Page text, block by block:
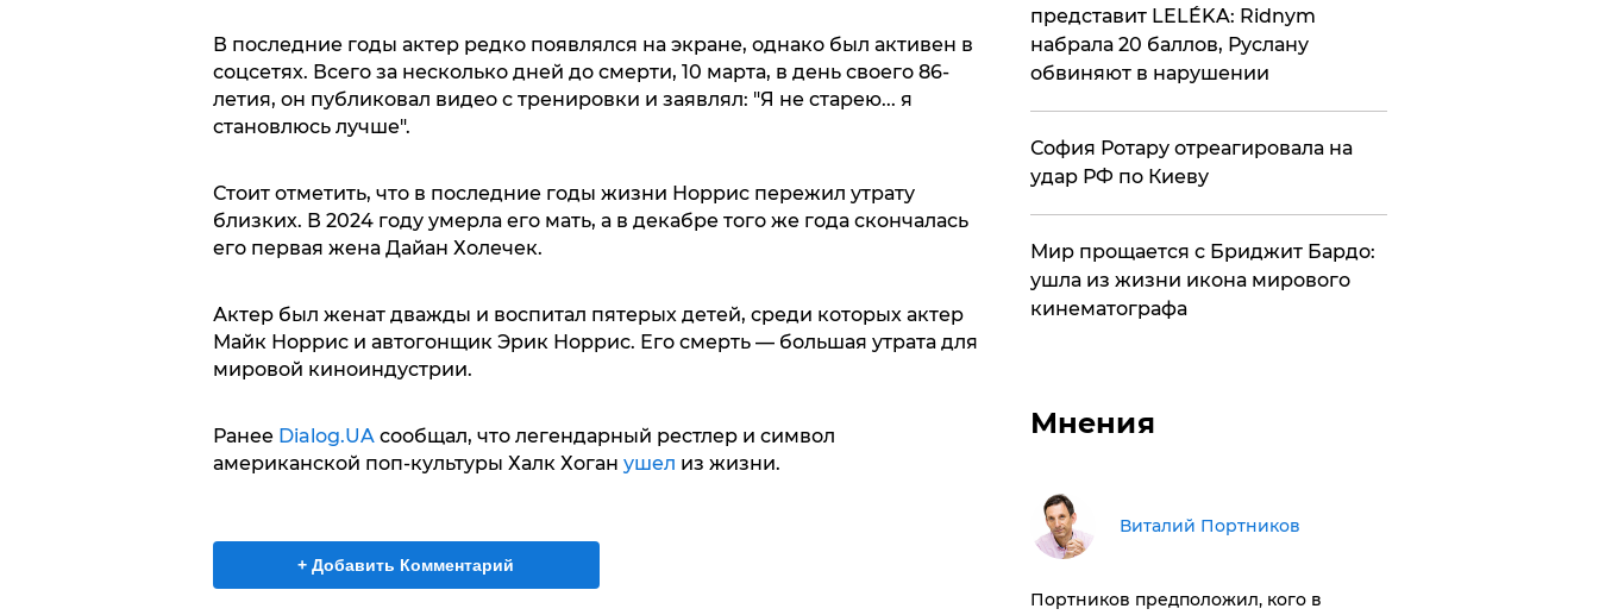
В последние годы актер редко появлялся на экране, однако был активен в
соцсетях. Всего за несколько дней до смерти, 10 марта, в день своего 86-
летия, он публиковал видео с тренировки и заявлял: "Я не старею... я
становлюсь лучше".
Стоит отметить, что в последние годы жизни Норрис пережил утрату
близких. В 2024 году умерла его мать, а в декабре того же года скончалась
его первая жена Дайан Холечек.
Актер был женат дважды и воспитал пятерых детей, среди которых актер
Майк Норрис и автогонщик Эрик Норрис. Его смерть — большая утрата для
мировой киноиндустрии.
Ранее Dialog.UAсообщал, что легендарный рестлер и символ
американской поп-культуры Халк Хоган ушел из жизни.
+ Добавить Комментарий
представит LELÉKA: Ridnym
набрала 20 баллов, Руслану
обвиняют в нарушении
София Ротару отреагировала на
удар РФ по Киеву
Мир прощается с Бриджит Бардо:
ушла из жизни икона мирового
кинематографа
Мнения
Виталий Портников
Портников предположил, кого в